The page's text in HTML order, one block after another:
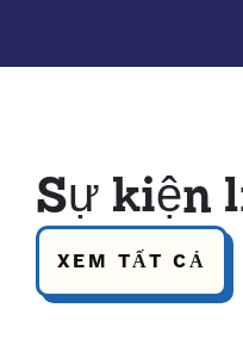
Sự kiện
XEM TẤT CẢ